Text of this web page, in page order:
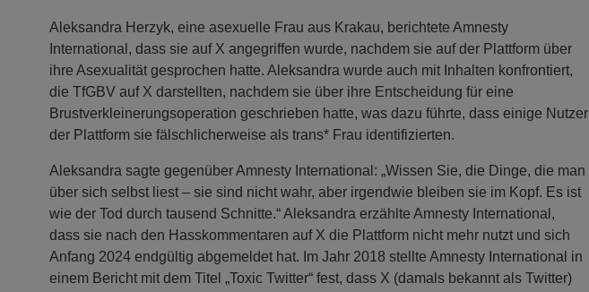
Aleksandra Herzyk, eine asexuelle Frau aus Krakau, berichtete Amnesty
International, dass sie auf X angegriffen wurde, nachdem sie auf der Plattform über
ihre Asexualität gesprochen hatte. Aleksandra wurde auch mit Inhalten konfrontiert,
die TfGBV auf X darstellten, nachdem sie über ihre Entscheidung für eine
Brustverkleinerungsoperation geschrieben hatte, was dazu führte, dass einige Nutzer
der Plattform sie fälschlicherweise als trans* Frau identifizierten.
Aleksandra sagte gegenüber Amnesty International: „Wissen Sie, die Dinge, die man
über sich selbst liest – sie sind nicht wahr, aber irgendwie bleiben sie im Kopf. Es ist
wie der Tod durch tausend Schnitte.“ Aleksandra erzählte Amnesty International,
dass sie nach den Hasskommentaren auf X die Plattform nicht mehr nutzt und sich
Anfang 2024 endgültig abgemeldet hat. Im Jahr 2018 stellte Amnesty International in
einem Bericht mit dem Titel „Toxic Twitter“ fest, dass X (damals bekannt als Twitter)